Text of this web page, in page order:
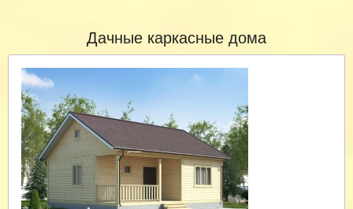
Дачные каркасные дома